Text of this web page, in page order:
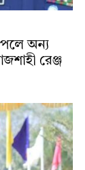
অন্য
রেঞ্জ